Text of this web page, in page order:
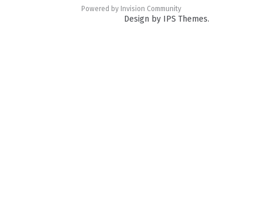
Powered by Invision Community
Design by IPS Themes.